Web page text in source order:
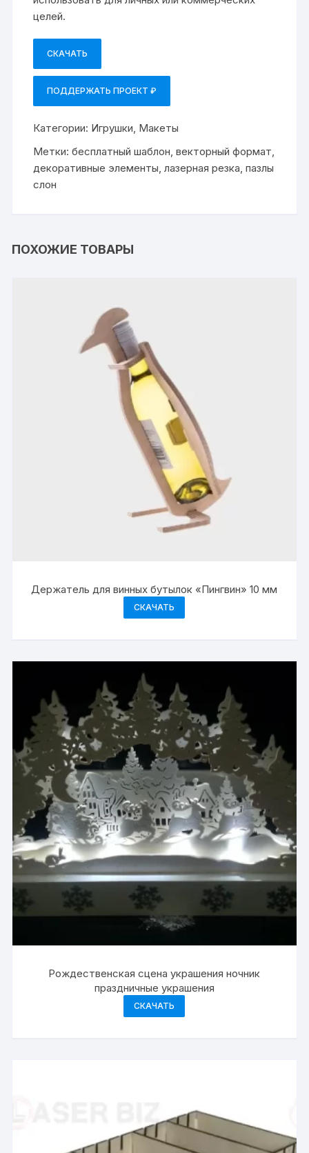
целей.
СКАЧАТЬ
ПОДДЕРЖАТЬ ПРОЕКТ ₽
Категории: Игрушки Макеты
Метки:бесплатный шаблон ,векторный формат
декоративные элементы ,лазерная резка ,пазлы
слон
ПОХОЖИЕ ТОВАРЫ
Держатель для винных бутылок «Пингвин» 10 мм
СКАЧАТЬ
Рождественская сцена украшения ночник
праздничные украшения
СКАЧАТЬ